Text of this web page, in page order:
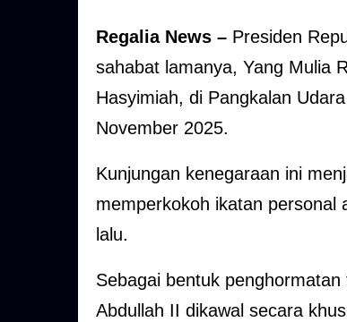
Regalia News – Presiden
sahabat lamanya, Yang Mulia
Hasyimiah, di Pangkalan
November 2025.
Kunjungan kenegaraan ini
memperkokoh ikatan personal
lalu.
Sebagai bentuk
Abdullah II dikawal secara